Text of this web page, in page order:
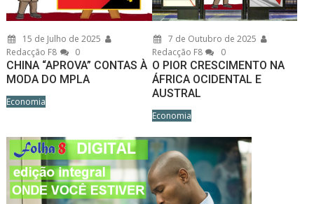
15 de Julho de 2025
Redacção F8
0
CHINA “APROVA” CONTAS À
MODA DO MPLA
Economia
7 de Outubro de 2025
Redacção F8
0
O PIOR CRESCIMENTO NA
ÁFRICA OCIDENTAL E
AUSTRAL
Economia